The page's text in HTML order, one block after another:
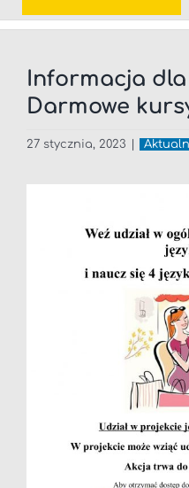
Informacja dla
Darmowe
27 stycznia, 2023